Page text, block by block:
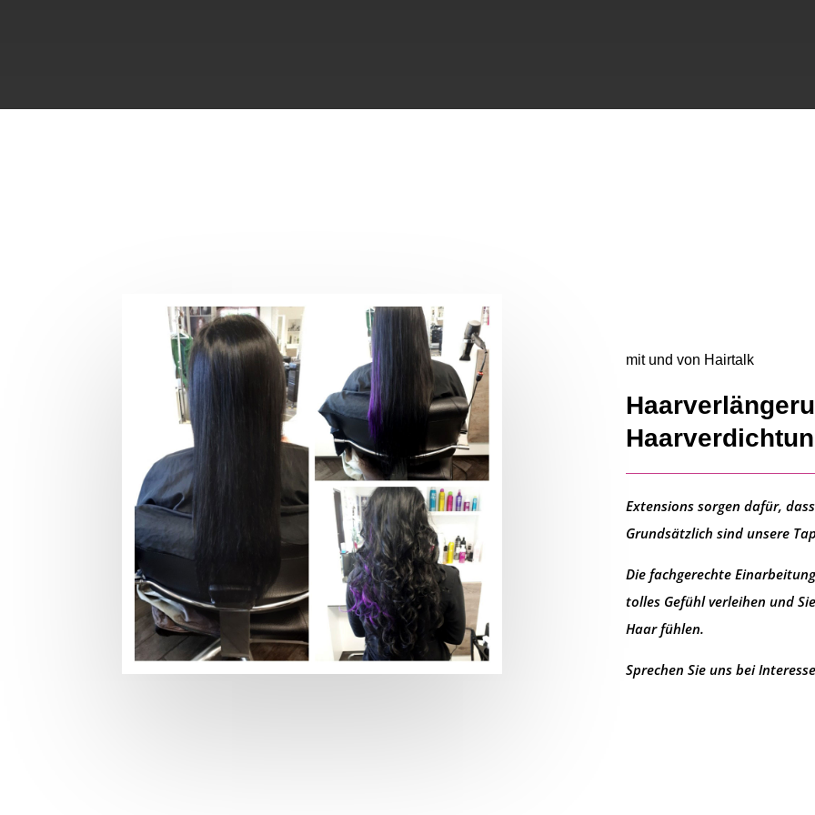
mit und von Hairtalk
Extensions sorgen dafür,
Grundsätzlich sind unsere
Diefachgerechte
tolles Gefühl verleihen und
Haar fühlen.
Sprechen Sie uns bei